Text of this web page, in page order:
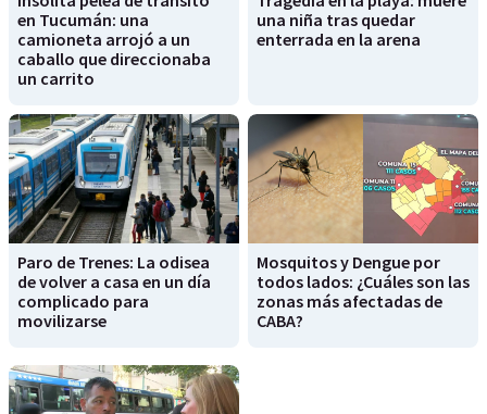
en Tucumán: una
camioneta arrojó a un
caballo que direccionaba
un carrito
una niña tras quedar
enterrada en la arena
Paro de Trenes: La odisea
de volver a casa en un día
complicado para
movilizarse
Mosquitos y Dengue por
todos lados: ¿Cuáles son las
zonas más afectadas de
CABA?